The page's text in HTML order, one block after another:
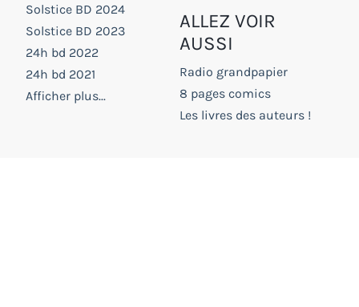
Solstice BD 2024
Solstice BD 2023
24h bd 2022
24h bd 2021
Afficher plus...
ALLEZ VOIR
AUSSI
Radio grandpapier
8 pages comics
Les livres des auteurs !